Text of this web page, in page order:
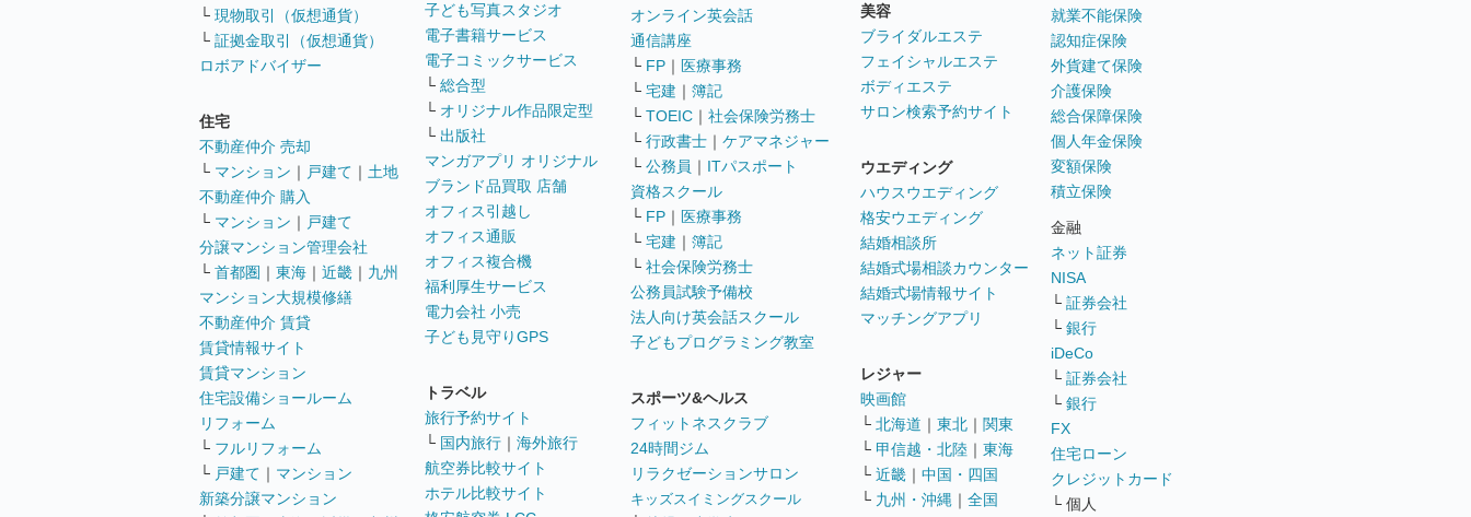
└ 現物取引（仮想通貨）
└ 証拠金取引（仮想通貨）
ロボアドバイザー
住宅
不動産仲介 売却
└ マンション ｜ 戸建て ｜ 土地
不動産仲介 購入
└ マンション ｜ 戸建て
分譲マンション管理会社
└ 首都圏 ｜ 東海 ｜ 近畿 ｜ 九州
マンション大規模修繕
不動産仲介 賃貸
賃貸情報サイト
賃貸マンション
住宅設備ショールーム
リフォーム
└ フルリフォーム
└ 戸建て ｜ マンション
新築分譲マンション
子ども写真スタジオ
電子書籍サービス
電子コミックサービス
└ 総合型
└ オリジナル作品限定型
└ 出版社
マンガアプリ オリジナル
ブランド品買取 店舗
オフィス引越し
オフィス通販
オフィス複合機
福利厚生サービス
電力会社 小売
子ども見守りGPS
トラベル
旅行予約サイト
└ 国内旅行 ｜ 海外旅行
航空券比較サイト
ホテル比較サイト
オンライン英会話
通信講座
└ FP ｜ 医療事務
└ 宅建 ｜ 簿記
└ TOEIC ｜ 社会保険労務士
└ 行政書士 ｜ ケアマネジャー
└ 公務員 ｜ ITパスポート
資格スクール
└ FP ｜ 医療事務
└ 宅建 ｜ 簿記
└ 社会保険労務士
公務員試験予備校
法人向け英会話スクール
子どもプログラミング教室
スポーツ&ヘルス
フィットネスクラブ
24時間ジム
リラクゼーションサロン
キッズスイミングスクール
美容
ブライダルエステ
フェイシャルエステ
ボディエステ
サロン検索予約サイト
ウエディング
ハウスウエディング
格安ウエディング
結婚相談所
結婚式場相談カウンター
結婚式場情報サイト
マッチングアプリ
レジャー
映画館
└ 北海道 ｜ 東北 ｜ 関東
└ 甲信越・北陸 ｜ 東海
└ 近畿 ｜ 中国・四国
└ 九州・沖縄 ｜ 全国
就業不能保険
認知症保険
外貨建て保険
介護保険
総合保障保険
個人年金保険
変額保険
積立保険
金融
ネット証券
NISA
└ 証券会社
└ 銀行
iDeCo
└ 証券会社
└ 銀行
FX
住宅ローン
クレジットカード
└ 個人